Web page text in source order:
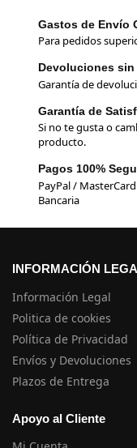
Gastos de Envío
Para pedidos
Devoluciones
Garantía de
Garantía de
Si no te gusta o
producto.
Pagos 100%
PayPal /
Bancaria
INFORMACIÓN
Información Legal
Politica de cookies
Política de Privacidad
Envíos y Devoluciones
Plazos de Entrega
Apoyo al Cliente